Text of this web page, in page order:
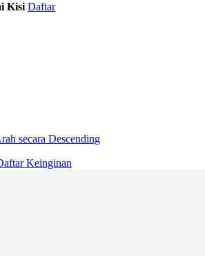
Kisi Daftar
secara Descending
Keinginan